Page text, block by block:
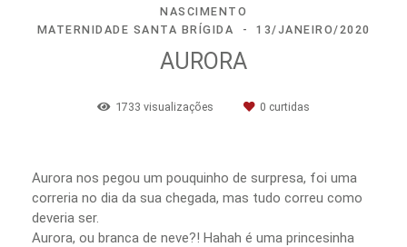
NASCIMENTO
MATERNIDADE SANTA BRÍGIDA
13/JANEIRO/2020
AURORA
1733 visualizações 0 curtidas
Aurora nos pegou um pouquinho de surpresa, foi uma
correria no dia da sua chegada, mas tudo correu como
deveria ser.
Aurora, ou branca de neve?! Hahah é uma princesinha